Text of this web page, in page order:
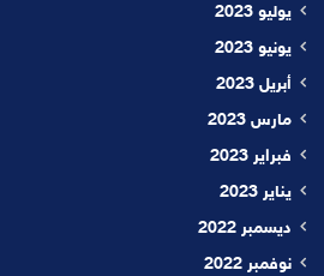
يوليو 2023
يونيو 2023
أبريل 2023
مارس 2023
فبراير 2023
يناير 2023
ديسمبر 2022
نوفمبر 2022